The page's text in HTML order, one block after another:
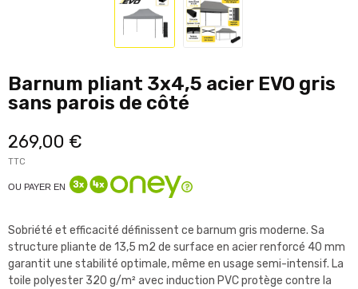
Barnum pliant 3x4,5 acier EVO gris
sans parois de côté
269,00 €
TTC
OU PAYER EN
Sobriété et efficacité définissent ce barnum gris moderne. Sa
structure pliante de 13,5 m2 de surface en acier renforcé 40 mm
garantit une stabilité optimale, même en usage semi-intensif. La
toile polyester 320 g/m² avec induction PVC protège contre la